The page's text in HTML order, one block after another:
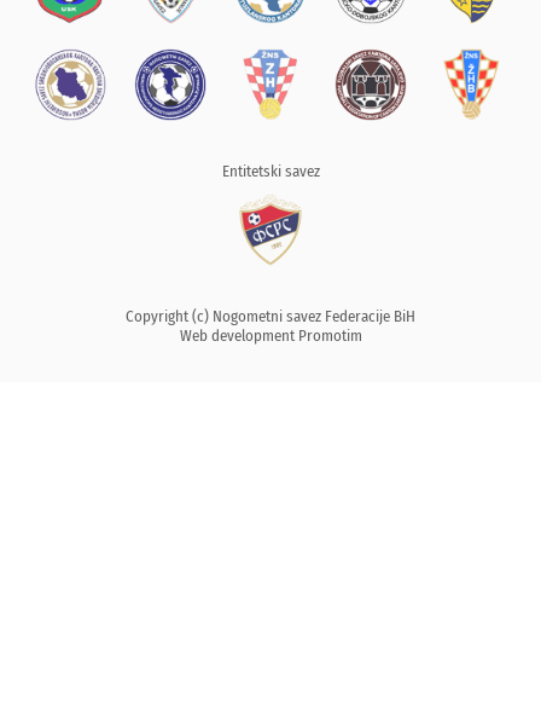
Entitetski savez
Copyright (c) Nogometni savez Federacije BiH
Web development Promotim